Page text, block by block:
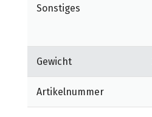
Sonstiges
Gewicht
Artikelnummer